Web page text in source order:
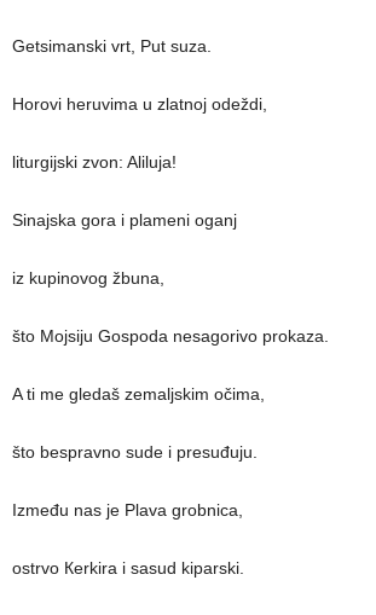
Getsimanski vrt, Put suza.
Horovi heruvima u zlatnoj odeždi,
liturgijski zvon: Aliluja!
Sinajska gora i plameni oganj
iz kupinovog žbuna,
što Mojsiju Gospoda nesagorivo prokaza.
A ti me gledaš zemaljskim očima,
što bespravno sude i presuđuju.
Između nas je Plava grobnica,
ostrvo Кerkira i sasud kiparski.